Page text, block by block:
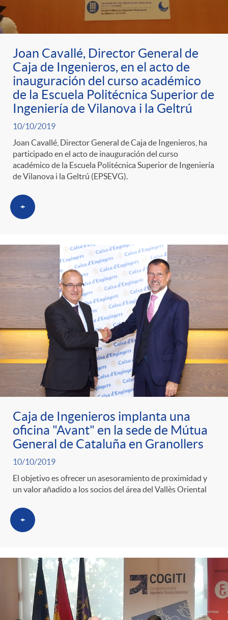
o
r
i
a
s
Joan Cavallé, Director General de
Caja de Ingenieros, en el acto de
inauguración del curso académico
de la Escuela Politécnica Superior de
Ingeniería de Vilanova i la Geltrú
10/10/2019
Joan Cavallé, Director General de Caja de Ingenieros, ha
participado en el acto de inauguración del curso
académico de la Escuela Politécnica Superior de Ingeniería
de Vilanova i la Geltrú (EPSEVG).
+
Caja de Ingenieros implanta una
oficina "Avant" en la sede de Mútua
General de Cataluña en Granollers
10/10/2019
El objetivo es ofrecer un asesoramiento de proximidad y
un valor añadido a los socios del área del Vallès Oriental
+